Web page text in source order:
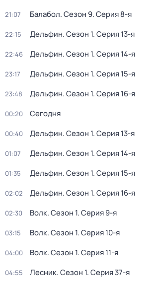
21:07 Балабол. Сезон 9. Серия 8-я
22:15 Дельфин. Сезон 1. Серия 13-я
22:46 Дельфин. Сезон 1. Серия 14-я
23:17 Дельфин. Сезон 1. Серия 15-я
23:48 Дельфин. Сезон 1. Серия 16-я
00:20 Сегодня
00:40 Дельфин. Сезон 1. Серия 13-я
01:07 Дельфин. Сезон 1. Серия 14-я
01:35 Дельфин. Сезон 1. Серия 15-я
02:02 Дельфин. Сезон 1. Серия 16-я
02:30 Волк. Сезон 1. Серия 9-я
03:15 Волк. Сезон 1. Серия 10-я
04:00 Волк. Сезон 1. Серия 11-я
04:55 Лесник. Сезон 1. Серия 37-я